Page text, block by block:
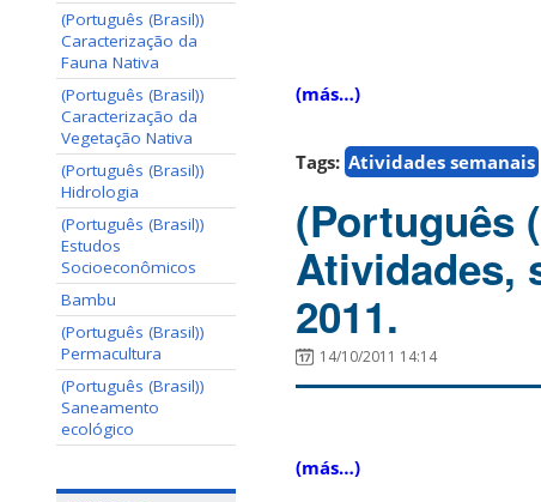
(Português (Brasil))
Caracterização da
Fauna Nativa
(Português (Brasil))
Caracterização da
Vegetação Nativa
(Português (Brasil))
Hidrologia
(Português (Brasil))
Estudos
Socioeconômicos
Bambu
(Português (Brasil))
Permacultura
(Português (Brasil))
Saneamento
ecológico
(más…)
Tags: Atividades semanais
(Português
Atividades,
2011.
14/10/2011 14:14
(más…)